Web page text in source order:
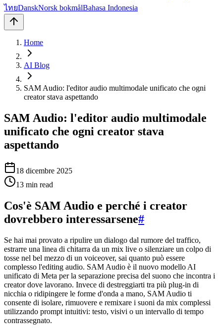
ไทยDanskNorsk bokmålBahasa Indonesia
Home
AI Blog
SAM Audio: l'editor audio multimodale unificato che ogni
creator stava aspettando
SAM Audio: l'editor audio multimodale
unificato che ogni creator stava
aspettando
18 dicembre 2025
13 min read
Cos'è SAM Audio e perché i creator
dovrebbero interessarsene#
Se hai mai provato a ripulire un dialogo dal rumore del traffico,
estrarre una linea di chitarra da un mix live o silenziare un colpo di
tosse nel bel mezzo di un voiceover, sai quanto può essere
complesso l'editing audio. SAM Audio è il nuovo modello AI
unificato di Meta per la separazione precisa del suono che incontra i
creator dove lavorano. Invece di destreggiarti tra più plug-in di
nicchia o ridipingere le forme d'onda a mano, SAM Audio ti
consente di isolare, rimuovere e remixare i suoni da mix complessi
utilizzando prompt intuitivi: testo, visivi o un intervallo di tempo
contrassegnato.